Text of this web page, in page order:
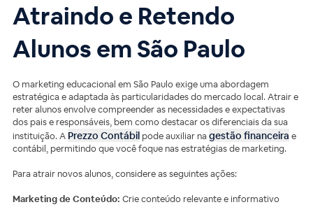
Atraindo e Retendo
Alunos em São Paulo
O marketing educacional em São Paulo exige uma abordagem
estratégica e adaptada às particularidades do mercado local. Atrair e
reter alunos envolve compreender as necessidades e expectativas
dos pais e responsáveis, bem como destacar os diferenciais da sua
instituição. A Prezzo Contábil pode auxiliar nagestão financeira e
contábil, permitindo que você foque nas estratégias de marketing.
Para atrair novos alunos, considere as seguintes ações:
Marketing de Conteúdo: Crie conteúdo relevante e informativo